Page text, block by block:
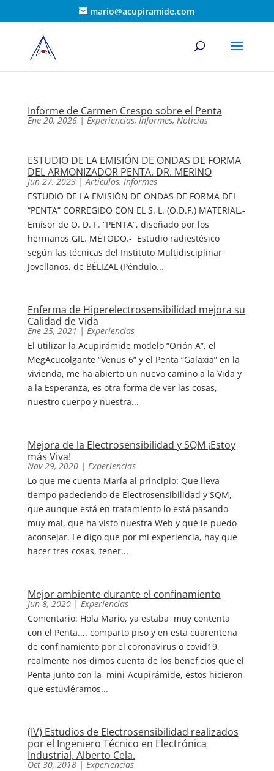
mario@acupiramide.com
Informe de Carmen Crespo sobre el Penta
Ene 20, 2026| Experiencias, Informes, Noticias
ESTUDIO DE LA EMISIÓN DE ONDAS DE FORMA
DEL ARMONIZADOR PENTA. DR. MERINO
Jun 27, 2023|Artículos, Informes
ESTUDIO DE LA EMISIÓN DE ONDAS DE FORMA DEL
“PENTA” CORREGIDO CON EL S. L. (O.D.F.) MATERIAL.-
Emisor de O. D. F. “PENTA”, diseñado por los
hermanos GIL. MÉTODO.- Estudio radiestésico
según las técnicas del Instituto Multidisciplinar
Jovellanos, de BÉLIZAL (Péndulo...
Enferma de Hiperelectrosensibilidad mejora su
Calidad de Vida
Ene 25, 2021 | Experiencias
El utilizar la Acupirámide modelo “Orión A”, el
MegAcucolgante “Venus 6” y el Penta “Galaxia” en la
vivienda, me ha abierto un nuevo camino a la Vida y
a la Esperanza, es otra forma de ver las cosas,
nuestro cuerpo y nuestra...
Mejora de la Electrosensibilidad y SQM ¡Estoy
más Viva!
Nov 29, 2020| Experiencias
Lo que me cuenta María al principio: Que lleva
tiempo padeciendo de Electrosensibilidad y SQM,
que aunque está en tratamiento lo está pasando
muy mal, que ha visto nuestra Web y qué le puedo
aconsejar. Le digo que por mi experiencia, hay que
hacer tres cosas, tener...
Mejor ambiente durante el confinamiento
Jun 8, 2020| Experiencias
Comentario: Hola Mario, ya estaba muy contenta
con el Penta..,. comparto piso y en esta cuarentena
de confinamiento por el coronavirus o covid19,
realmente nos dimos cuenta de los beneficios que el
Penta junto con la mini-Acupirámide, estos hicieron
que estuviéramos...
(IV) Estudios de Electrosensibilidad realizados
por el Ingeniero Técnico en Electrónica
Industrial, Alberto Cela.
Oct 30, 2018| Experiencias